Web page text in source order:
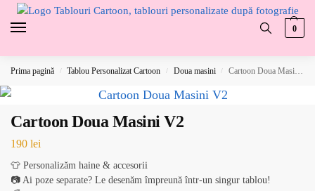
0
Prima pagină / Tablou Personalizat Cartoon / Doua masini / Cartoon Doua Masini V2
Cartoon Doua Masini V2
190 lei
👕 Personalizăm haine & accesorii
📷 Ai poze separate? Le desenăm împreună într-un singur tablou!